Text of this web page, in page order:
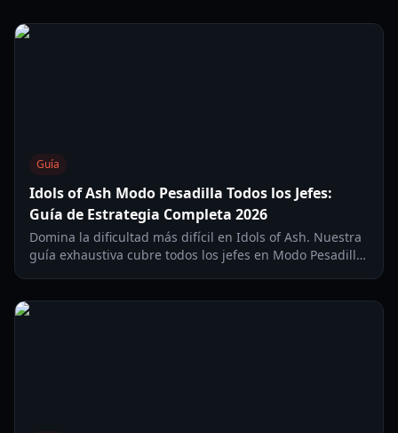
Guía
Idols of Ash Modo Pesadilla Todos los Jefes:
Guía de Estrategia Completa 2026
Domina la dificultad más difícil en Idols of Ash. Nuestra
guía exhaustiva cubre todos los jefes en Modo Pesadilla,